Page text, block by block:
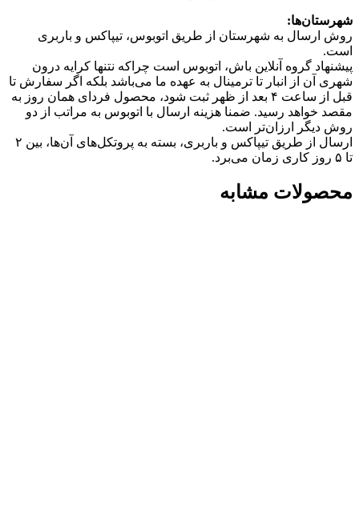
شهرستان‌ها:
روش ارسال به شهرستان از طریق اتوبوس، تیپاکس و باربری
است.
پیشنهاد گروه آنلاین باش، اتوبوس است چرا‌که نتنها کرایه درون
شهری آن از انبار تا ترمینال به عهده ما می‌باشد بلکه اگر سفارش تا
قبل از ساعت ۴ بعد از ظهر ثبت شود، محصول فردای همان روز به
مقصد خواهد رسید. ضمنا هزینه ارسال با اتوبوس به مراتب از دو
روش دیگر ارزان‌تر است.
ارسال از طریق تیپاکس و باربری، بسته به پروتکل‌های آن‌ها، بین ۲
تا ۵ روز کاری زمان می‌برد.
محصولات مشابه